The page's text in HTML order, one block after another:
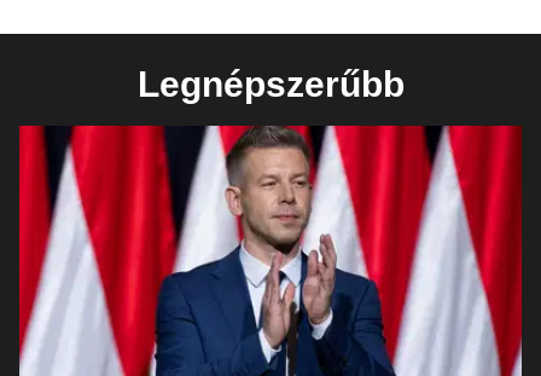
Legnépszerűbb